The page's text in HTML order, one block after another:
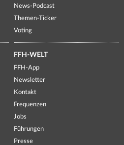
News-Podcast
Themen-Ticker
Voting
FFH-WELT
FFH-App
Newsletter
Kontakt
Frequenzen
Jobs
Führungen
Presse